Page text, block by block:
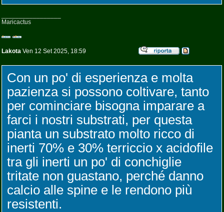
Maricactus
Lakota Ven 12 Set 2025, 18:59
Con un po' di esperienza e molta
pazienza si possono coltivare, tanto
per cominciare bisogna imparare a
farci i nostri substrati, per questa
pianta un substrato molto ricco di
inerti 70% e 30% terriccio x acidofile
tra gli inerti un po' di conchiglie
tritate non guastano, perché danno
calcio alle spine e le rendono più
resistenti.